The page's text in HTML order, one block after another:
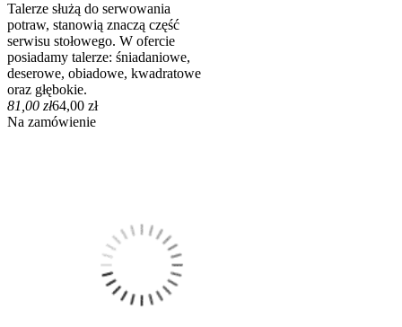
Talerze służą do serwowania
potraw, stanowią znaczą część
serwisu stołowego. W ofercie
posiadamy talerze: śniadaniowe,
deserowe, obiadowe, kwadratowe
oraz głębokie.
81,00 zł64,00 zł
Na zamówienie